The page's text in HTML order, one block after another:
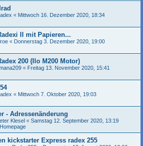
« Mittwoch 16. Dezember 2020, 18:34
II mit Papieren...
« Donnerstag 3. Dezember 2020, 19:00
200 (Ilo M200 Motor)
« Freitag 13. November 2020, 15:41
« Mittwoch 7. Oktober 2020, 19:03
- Adressenänderung
Klesel « Samstag 12. September 2020, 13:19
kickstarter Express radex 255